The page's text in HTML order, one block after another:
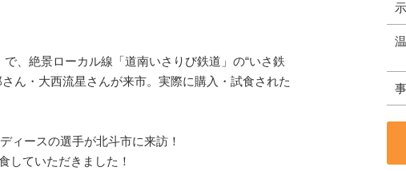
示
、絶景ローカル線「道南いさりび鉄道」の“いさ鉄
ん・大西流星さんが来市。実際に購入・試食された
ィースの選手が北斗市に来訪！
していただきました！